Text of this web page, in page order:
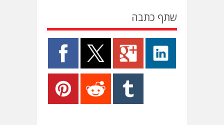
שתף כתבה